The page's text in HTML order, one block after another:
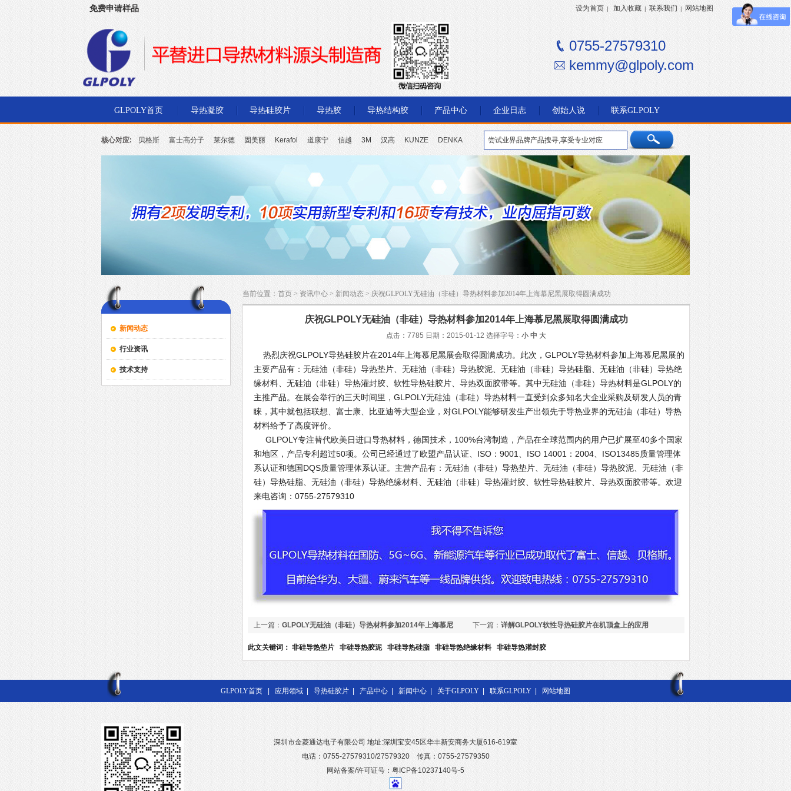
免费申请样品 设为首页 | 加入收藏 | 联系我们 | 网站地图
0755-27579310
kemmy@glpoly.com
GLPOLY首页 导热凝胶 导热硅胶片 导热胶 导热结构胶 产品中心 企业日志 创始人说 联系GLPOLY
核心对应: 贝格斯 富士高分子 莱尔德 固美丽 Kerafol 道康宁 信越 3M 汉高 KUNZE DENKA
新闻动态
行业资讯
技术支持
当前位置： 首页 > 资讯中心 > 新闻动态 > 庆祝GLPOLY无硅油（非硅）导热材料参加2014年上海慕尼黑展取得圆满成功
庆祝GLPOLY无硅油（非硅）导热材料参加2014年上海慕尼黑展取得圆满成功
点击：7785 日期：2015-01-12 选择字号： 小 中 大
热烈庆祝GLPOLY导热硅胶片在2014年上海慕尼黑展会取得圆满成功。此次，GLPOLY导热材料参加上海慕尼黑展的
主要产品有：无硅油（非硅）导热垫片、无硅油（非硅）导热胶泥、无硅油（非硅）导热硅脂、无硅油（非硅）导热绝
缘材料、无硅油（非硅）导热灌封胶、软性导热硅胶片、导热双面胶带等。其中无硅油（非硅）导热材料是GLPOLY的
主推产品。在展会举行的三天时间里，GLPOLY无硅油（非硅）导热材料一直受到众多知名大企业采购及研发人员的青
睐，其中就包括联想、富士康、比亚迪等大型企业，对GLPOLY能够研发生产出领先于导热业界的无硅油（非硅）导热
材料给予了高度评价。
GLPOLY专注替代欧美日进口导热材料，德国技术，100%台湾制造，产品在全球范围内的用户已扩展至40多个国家
和地区，产品专利超过50项。公司已经通过了欧盟产品认证、ISO：9001、ISO 14001：2004、ISO13485质量管理体
系认证和德国DQS质量管理体系认证。主营产品有：无硅油（非硅）导热垫片、无硅油（非硅）导热胶泥、无硅油（非
硅）导热硅脂、无硅油（非硅）导热绝缘材料、无硅油（非硅）导热灌封胶、软性导热硅胶片、导热双面胶带等。欢迎
来电咨询：0755-27579310
上一篇： GLPOLY无硅油（非硅）导热材料参加2014年上海慕尼
黑展
下一篇： 详解GLPOLY软性导热硅胶片在机顶盒上的应用
此文关键词： 非硅导热垫片 非硅导热胶泥 非硅导热硅脂 非硅导热绝缘材料 非硅导热灌封胶
GLPOLY首页 应用领域 导热硅胶片 产品中心 新闻中心 关于GLPOLY 联系GLPOLY 网站地图
深圳市金菱通达电子有限公司 地址:深圳宝安45区华丰新安商务大厦616-619室
电话：0755-27579310/27579320 传真：0755-27579350
网站备案/许可证号：粤ICP备10237140号-5